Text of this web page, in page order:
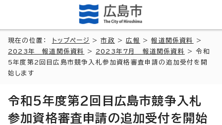
現在の位置： トップページ >市政 >広報 >報道関係資料
>
2023年 報道関係資料
> 2023年7月 報道関係資料
> 令和
5年度第2回目広島市競争入札参加資格審査申請の追加受付を開
始します
令和5年度第2回目広島市競争入札
参加資格審査申請の追加受付を開始